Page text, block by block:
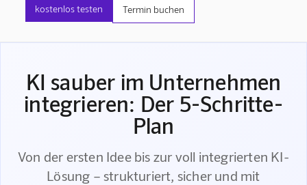
kostenlos testen Termin buchen
KI sauber im Unternehmen
integrieren: Der 5-Schritte-
Plan
Von der ersten Idee bis zur voll integrierten KI-
Lösung – strukturiert, sicher und mit